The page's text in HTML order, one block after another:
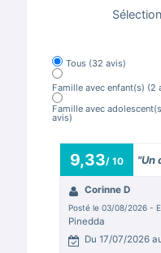
Tous (32 avis)
Famille avec enfant(s) (2
Famille avec
avis)
9,33/ 10 "Un
Corinne D
Posté le 03/08/2026 -
Pinedda
Du 17/07/2026